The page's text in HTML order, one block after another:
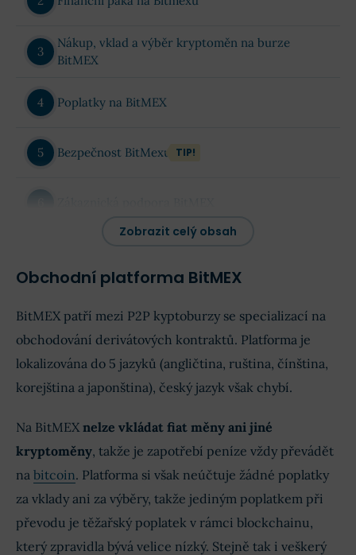
Nákup, vklad a výběr kryptoměn na burze
BitMEX
Poplatky na BitMEX
Bezpečnost BitMexu TIP!
Zobrazit celý obsah
Obchodní platforma BitMEX
BitMEX patří mezi P2P kyptoburzy se specializací na
obchodování derivátových kontraktů. Platforma je
lokalizována do 5 jazyků (angličtina, ruština, čínština,
korejština a japonština), český jazyk však chybí.
Na BitMEXnelze vkládat fiat měny ani jiné
kryptoměny, takže je zapotřebí peníze vždy převádět
na bitcoin. Platforma si však neúčtuje žádné poplatky
za vklady ani za výběry, takže jediným poplatkem při
převodu je těžařský poplatek v rámci blockchainu,
který zpravidla bývá velice nízký. Stejně tak i veškerý